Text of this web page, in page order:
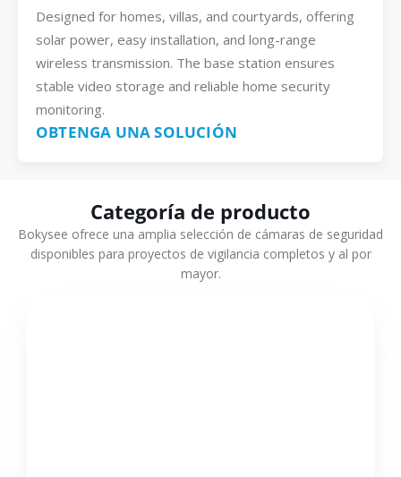
Designed for homes, villas, and courtyards, offering
solar power, easy installation, and long-range
wireless transmission. The base station ensures
stable video storage and reliable home security
monitoring.
OBTENGA UNA SOLUCIÓN
Categoría de producto
Bokysee ofrece una amplia selección de cámaras de seguridad
disponibles para proyectos de vigilancia completos y al por
mayor.